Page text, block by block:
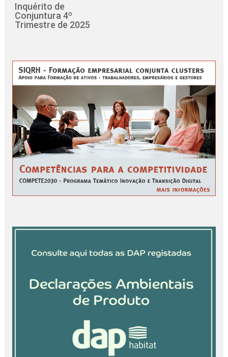
Inquérito de
Conjuntura 4º
Trimestre de 2025